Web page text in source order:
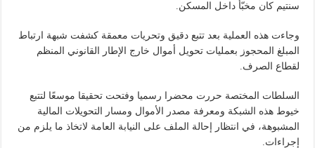
سنتيم كان مخبّأ داخل المسكن.
وجاءت هذه العملية بعد تتبع دقيق وتحريات معمقة كشفت شبهة ارتباط
المبلغ المحجوز بعمليات تحويل أموال خارج الإطار القانوني المنظم
لقطاع الصرف.
السلطات المختصة حررت محضرا رسميا وفتحت تحقيقا موسعًا لتتبع
خيوط هذه الشبكة ومعرفة مصدر الأموال ومسار التحويلات المالية
المشبوهة، في انتظار إحالة الملف على النيابة العامة لاتخاذ ما يلزم من
إجراءات.